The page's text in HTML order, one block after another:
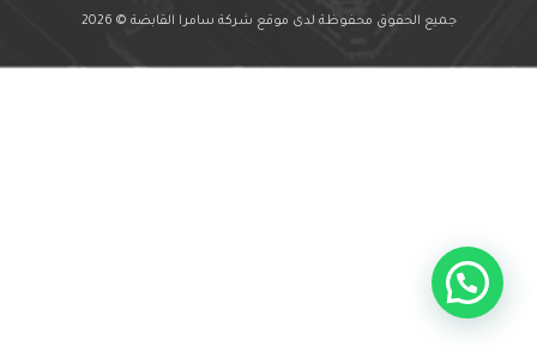
جميع الحقوق محفوظة لدى موقع شركة سامرا القابضة © 2026